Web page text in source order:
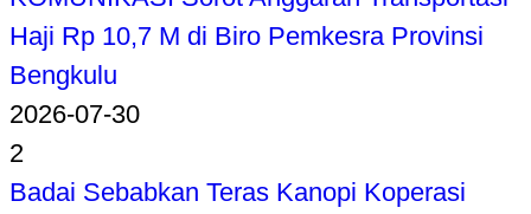
Haji Rp 10,7 M di Biro Pemkesra Provinsi
Bengkulu
2026-07-30
2
Badai Sebabkan Teras Kanopi Koperasi